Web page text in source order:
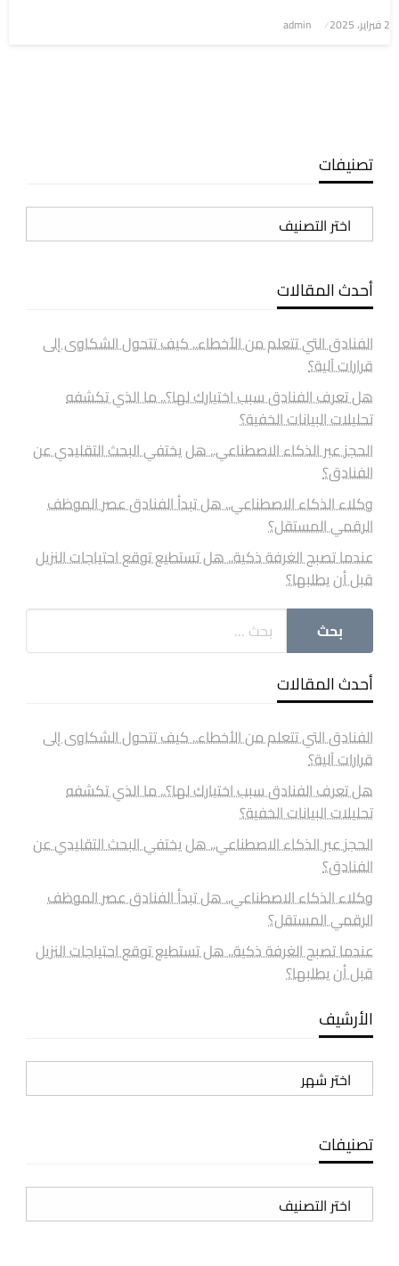
نُشر
2 فبراير، 2025 admin
تصنيفات
تصنيفات
أحدث المقالات
الفنادق التي تتعلم من الأخطاء.. كيف تتحول الشكاوى إلى
قرارات آلية؟
هل تعرف الفنادق سبب اختيارك لها؟.. ما الذي تكشفه
تحليلات البيانات الخفية؟
الحجز عبر الذكاء الاصطناعي.. هل يختفي البحث التقليدي عن
الفنادق؟
وكلاء الذكاء الاصطناعي.. هل تبدأ الفنادق عصر الموظف
الرقمي المستقل؟
عندما تصبح الغرفة ذكية.. هل تستطيع توقع احتياجات النزيل
قبل أن يطلبها؟
أحدث المقالات
الفنادق التي تتعلم من الأخطاء.. كيف تتحول الشكاوى إلى
قرارات آلية؟
هل تعرف الفنادق سبب اختيارك لها؟.. ما الذي تكشفه
تحليلات البيانات الخفية؟
الحجز عبر الذكاء الاصطناعي.. هل يختفي البحث التقليدي عن
الفنادق؟
وكلاء الذكاء الاصطناعي.. هل تبدأ الفنادق عصر الموظف
الرقمي المستقل؟
عندما تصبح الغرفة ذكية.. هل تستطيع توقع احتياجات النزيل
قبل أن يطلبها؟
الأرشيف
الأرشيف
تصنيفات
تصنيفات